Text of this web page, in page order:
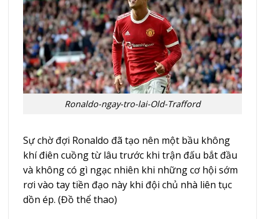
Ronaldo-ngay-tro-lai-Old-Trafford
Sự chờ đợi Ronaldo đã tạo nên một bầu không
khí điên cuồng từ lâu trước khi trận đấu bắt đầu
và không có gì ngạc nhiên khi những cơ hội sớm
rơi vào tay tiền đạo này khi đội chủ nhà liên tục
dồn ép. (Đồ thể thao)